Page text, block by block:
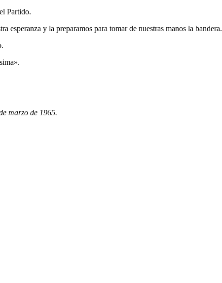
Partido.
esperanza y la preparamos para tomar de nuestras manos la bandera.
marzo de 1965.